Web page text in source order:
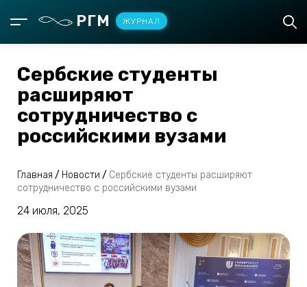
РГМ ЖУРНАЛ
Сербские студенты
расширяют
сотрудничество с
российскими вузами
Главная / Новости / Сербские студенты расширяют
сотрудничество с российскими вузами
24 июля, 2025